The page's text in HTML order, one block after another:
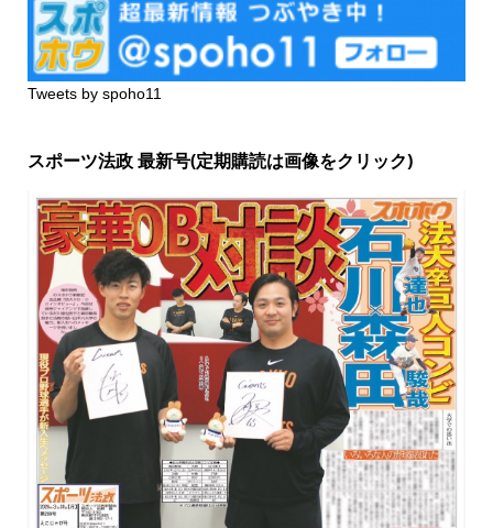
Tweets by spoho11
スポーツ法政 最新号(定期購読は画像をクリック)